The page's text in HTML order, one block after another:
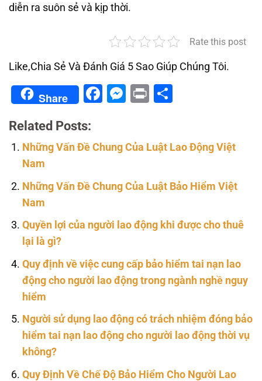
diễn ra suôn sẻ và kịp thời.
Rate this post
Like,Chia Sẻ Và Đánh Giá 5 Sao Giúp Chúng Tôi.
Share Facebook
Messenger
Print
Related Posts:
Những Vấn Đề Chung Của Luật Lao Động Việt
Nam
Những Vấn Đề Chung Của Luật Bảo Hiểm Việt
Nam
Quyền lợi của người lao động khi được cho thuê
lại là gì?
Quy định về việc cung cấp bảo hiểm tai nạn lao
động cho người lao động trong ngành nghề nguy
hiểm
Người sử dụng lao động có trách nhiệm đóng bảo
hiểm tai nạn lao động cho người lao động thời vụ
không?
Quy Định Về Chế Độ Bảo Hiểm Cho Người Lao